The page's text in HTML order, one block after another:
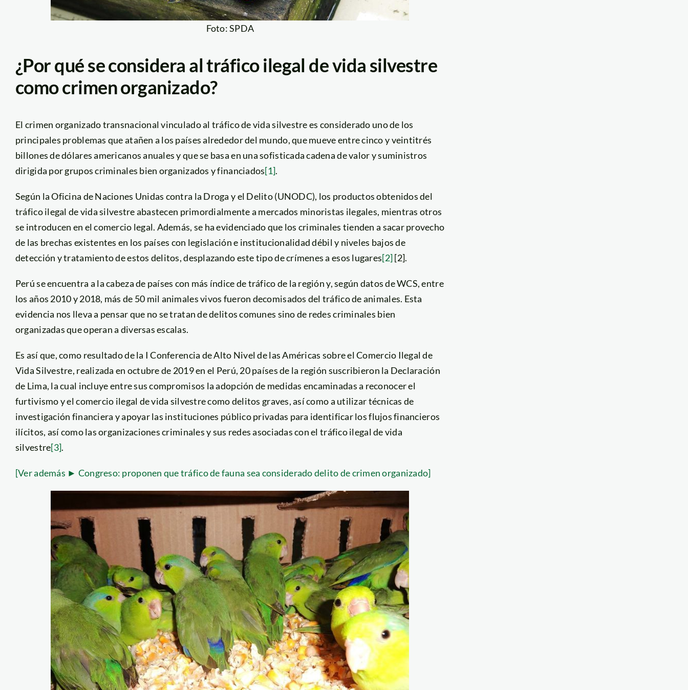
Foto: SPDA
¿Por qué se considera al tráfico ilegal de vida silvestre
como crimen organizado?
El crimen organizado transnacional vinculado al tráfico de vida silvestre es considerado uno de los
principales problemas que atañen a los países alrededor del mundo, que mueve entre cinco y veintitrés
billones de dólares americanos anuales y que se basa en una sofisticada cadena de valor y suministros
dirigida por grupos criminales bien organizados y financiados[1].
Según la Oficina de Naciones Unidas contra la Droga y el Delito (UNODC), los productos obtenidos del
tráfico ilegal de vida silvestre abastecen primordialmente a mercados minoristas ilegales, mientras otros
se introducen en el comercio legal. Además, se ha evidenciado que los criminales tienden a sacar provecho
de las brechas existentes en los países con legislación e institucionalidad débil y niveles bajos de
detección y tratamiento de estos delitos, desplazando este tipo de crímenes a esos lugares[2][2].
Perú se encuentra a la cabeza de países con más índice de tráfico de la región y, según datos de WCS, entre
los años 2010 y 2018, más de 50 mil animales vivos fueron decomisados del tráfico de animales. Esta
evidencia nos lleva a pensar que no se tratan de delitos comunes sino de redes criminales bien
organizadas que operan a diversas escalas.
Es así que, como resultado de la I Conferencia de Alto Nivel de las Américas sobre el Comercio Ilegal de
Vida Silvestre, realizada en octubre de 2019 en el Perú, 20 países de la región suscribieron la Declaración
de Lima, la cual incluye entre sus compromisos la adopción de medidas encaminadas a reconocer el
furtivismo y el comercio ilegal de vida silvestre como delitos graves, así como a utilizar técnicas de
investigación financiera y apoyar las instituciones público privadas para identificar los flujos financieros
ilícitos, así como las organizaciones criminales y sus redes asociadas con el tráfico ilegal de vida
silvestre[3].
[Ver además ► Congreso: proponen que tráfico de fauna sea considerado delito de crimen organizado]